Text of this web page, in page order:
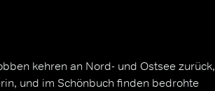
kehren an Nord- und Ostsee zurück,
und im Schönbuch finden bedrohte